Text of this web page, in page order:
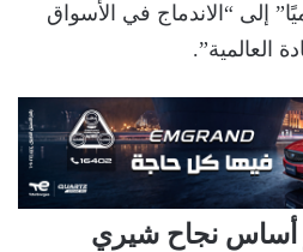
إلى “الاندماج في الأسواق
العالمية”.
أساس نجاح شيري